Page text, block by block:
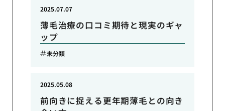
薄毛治療の口コミ期待と現実のギャ
ップ
2025.07.07
未分類
前向きに捉える更年期薄毛との向き
2025.05.08